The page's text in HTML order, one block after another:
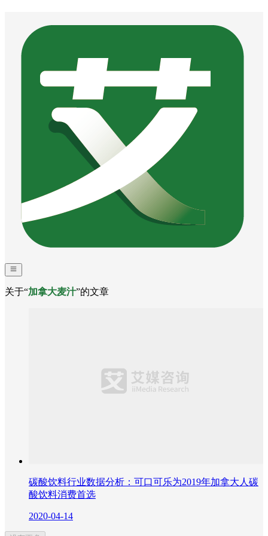
关于“加拿大麦汁”的文章
碳酸饮料行业数据分析：可口可乐为2019年加拿大人碳
酸饮料消费首选
2020-04-14